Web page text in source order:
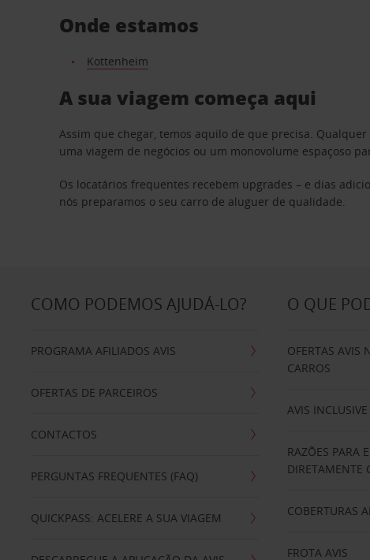
Onde estamos
Kottenheim
A sua viagem começa aqui
Assim que chegar, temos aquilo de que precisa.
uma viagem de negócios ou um monovolume espaçoso
Os locatários frequentes recebem upgrades – e dias
nós preparamos o seu carro de aluguer de qualidade.
COMO PODEMOS AJUDÁ-LO?
PROGRAMA AFILIADOS AVIS
OFERTAS DE PARCEIROS
CONTACTOS
PERGUNTAS FREQUENTES (FAQ)
QUICKPASS: ACELERE A SUA VIAGEM
O QUE
OFERTAS AVIS
CARROS
AVIS INCLUSIVE
RAZÕES PARA
DIRETAMENTE
COBERTURAS
FROTA AVIS